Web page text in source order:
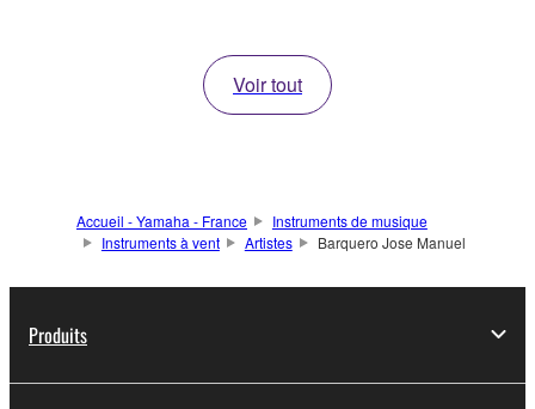
Voir tout
Accueil - Yamaha - France
Instruments de musique
Instruments à vent
Artistes Barquero Jose Manuel
Produits